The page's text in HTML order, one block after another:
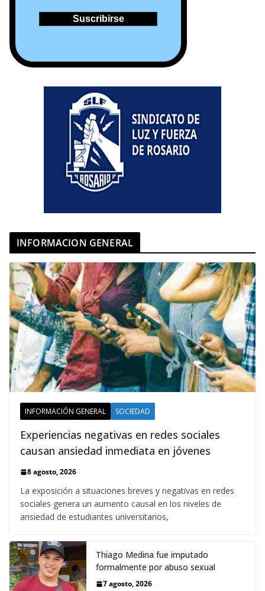
INFORMACION GENERAL
INFORMACIÓN GENERAL SOCIEDAD
Experiencias negativas en redes sociales
causan ansiedad inmediata en jóvenes
8 agosto, 2026
La exposición a situaciones breves y negativas en redes
sociales genera un aumento causal en los niveles de
ansiedad de estudiantes universitarios,
Thiago Medina fue imputado
formalmente por abuso sexual
7 agosto, 2026